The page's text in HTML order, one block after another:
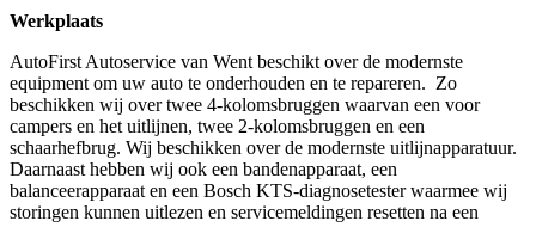
Werkplaats
AutoFirst Autoservice van Went beschikt over de modernste
equipment om uw auto te onderhouden en te repareren. Zo
beschikken wij over twee 4-kolomsbruggen waarvan een voor
campers en het uitlijnen, twee 2-kolomsbruggen en een
schaarhefbrug. Wij beschikken over de modernste uitlijnapparatuur.
Daarnaast hebben wij ook een bandenapparaat, een
balanceerapparaat en een Bosch KTS-diagnosetester waarmee wij
storingen kunnen uitlezen en servicemeldingen resetten na een